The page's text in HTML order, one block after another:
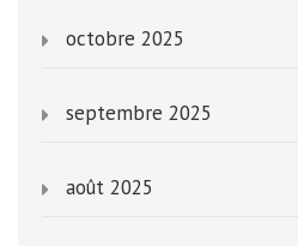
octobre 2025
septembre 2025
août 2025